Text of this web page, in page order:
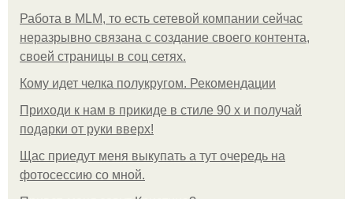
Работа в MLM, то есть сетевой компании сейчас
неразрывно связана с создание своего контента,
своей страницы в соц сетях.
Кому идет челка полукругом. Рекомендации
Приходи к нам в прикиде в стиле 90 х и получай
подарки от руки вверх!
Щас приедут меня выкупать а тут очередь на
фотосессию со мной.